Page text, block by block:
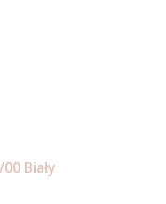
Biały